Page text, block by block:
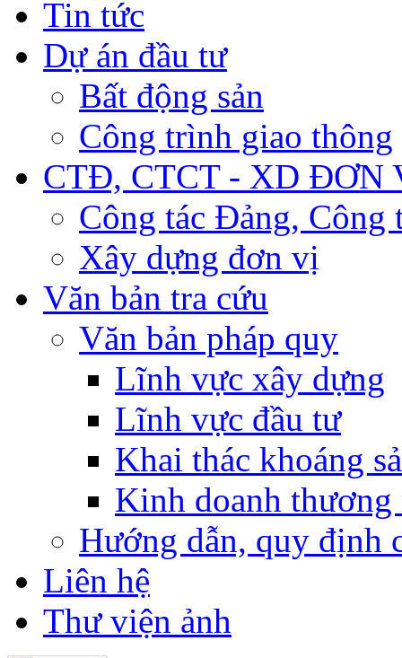
Tin tức
Dự án đầu tư
Bất động sản
Công trình giao thông
CTĐ, CTCT - XD ĐƠN
Công tác Đảng, Công
Xây dựng đơn vị
Văn bản tra cứu
Văn bản pháp quy
Lĩnh vực xây dựng
Lĩnh vực đầu tư
Khai thác khoáng
Kinh doanh thương
Hướng dẫn, quy định
Liên hệ
Thư viện ảnh